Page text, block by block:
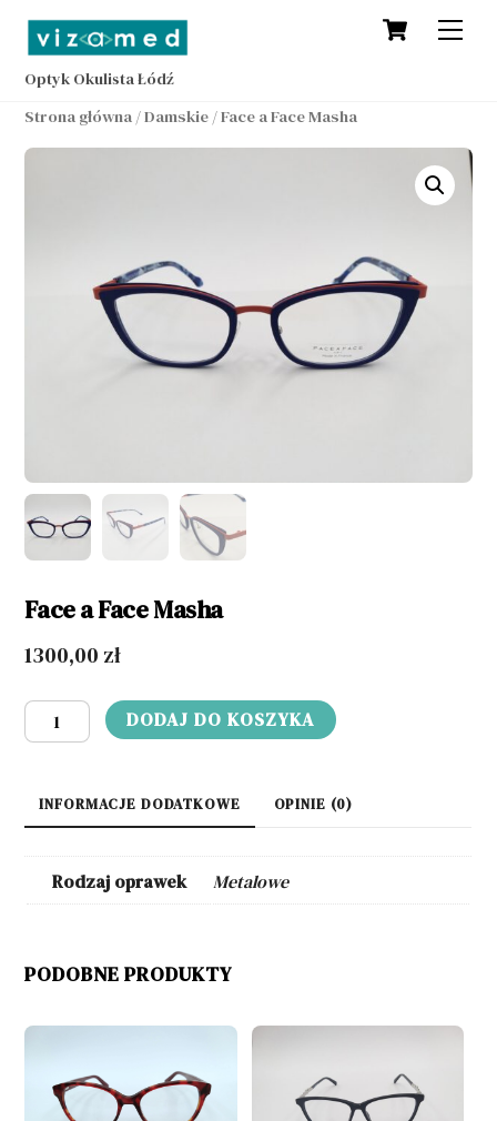
content
Cart
Optyk Okulista Łódź
Strona główna /Damskie / Face a Face Masha
Face a Face Masha
1300,00 zł
ilość
Face
Face
Masha
DODAJ DO KOSZYKA
INFORMACJE DODATKOWE OPINIE (0)
Rodzaj oprawek Metalowe
PODOBNE PRODUKTY